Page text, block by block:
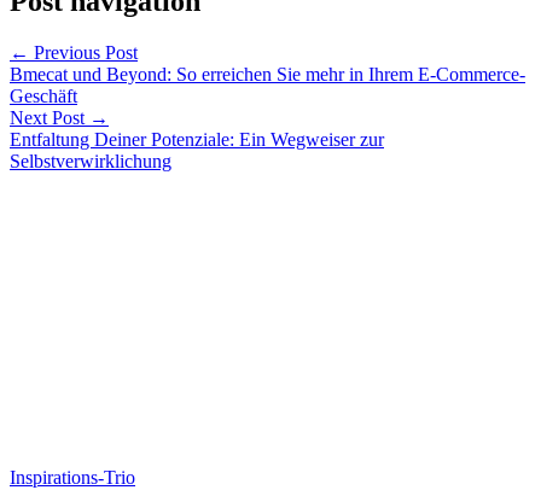
← Previous Post
Bmecat und Beyond: So erreichen Sie mehr in Ihrem E-Commerce-
Geschäft
Next Post →
Entfaltung Deiner Potenziale: Ein Wegweiser zur
Selbstverwirklichung
Inspirations-Trio